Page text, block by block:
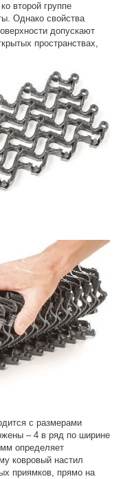
второй группе
Однако свойства
допускают
пространствах,
с размерами
– 4 в ряд по ширине
определяет
ковровый настил
приямков, прямо на